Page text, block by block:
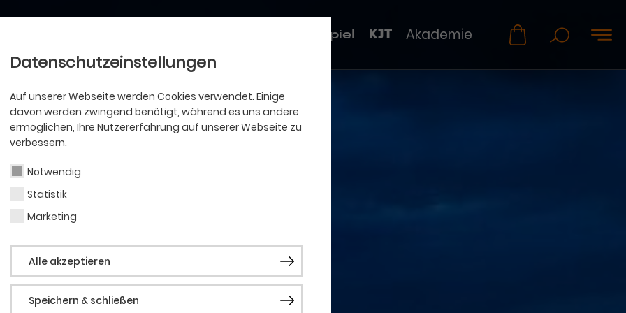
Datenschutzeinstellungen
Auf unserer Webseite werden Cookies verwendet. Einige
davon werden zwingend benötigt, während es uns andere
ermöglichen, Ihre Nutzererfahrung auf unserer Webseite zu
verbessern.
Notwendig
Statistik
Marketing
Alle akzeptieren
Speichern & schließen
Schauspiel KJT Akademie